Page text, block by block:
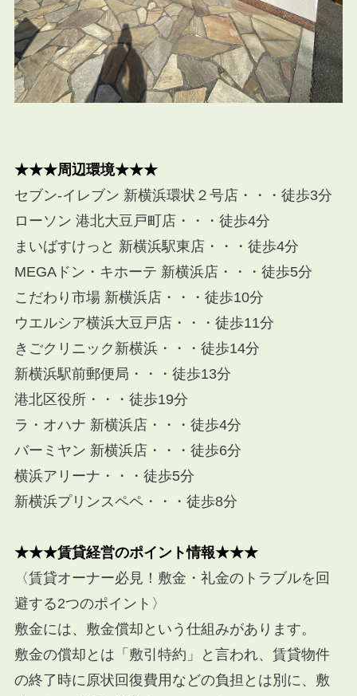
★★★周辺環境★★★
セブン-イレブン 新横浜環状２号店・・・徒歩3分
ローソン 港北大豆戸町店・・・徒歩4分
まいばすけっと 新横浜駅東店・・・徒歩4分
MEGAドン・キホーテ 新横浜店・・・徒歩5分
こだわり市場 新横浜店・・・徒歩10分
ウエルシア横浜大豆戸店・・・徒歩11分
きごクリニック新横浜・・・徒歩14分
新横浜駅前郵便局・・・徒歩13分
港北区役所・・・徒歩19分
ラ・オハナ 新横浜店・・・徒歩4分
バーミヤン 新横浜店・・・徒歩6分
横浜アリーナ・・・徒歩5分
新横浜プリンスペペ・・・徒歩8分
★★★賃貸経営のポイント情報★★★
〈賃貸オーナー必見！敷金・礼金のトラブルを回
避する2つのポイント〉
敷金には、敷金償却という仕組みがあります。
敷金の償却とは「敷引特約」と言われ、賃貸物件
の終了時に原状回復費用などの負担とは別に、敷